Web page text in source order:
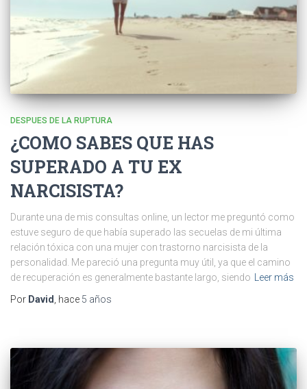
DESPUES DE LA RUPTURA
¿COMO SABES QUE HAS
SUPERADO A TU EX
NARCISISTA?
Durante una de mis consultas online, un lector me preguntó como
estuve seguro de que había superado las secuelas de mi última
relación tóxica con una mujer con trastorno narcisista de la
personalidad. Me pareció una pregunta muy útil, ya que el camino
de recuperación es generalmente bastante largo, siendo
Leer más
Por David , hace 5 años